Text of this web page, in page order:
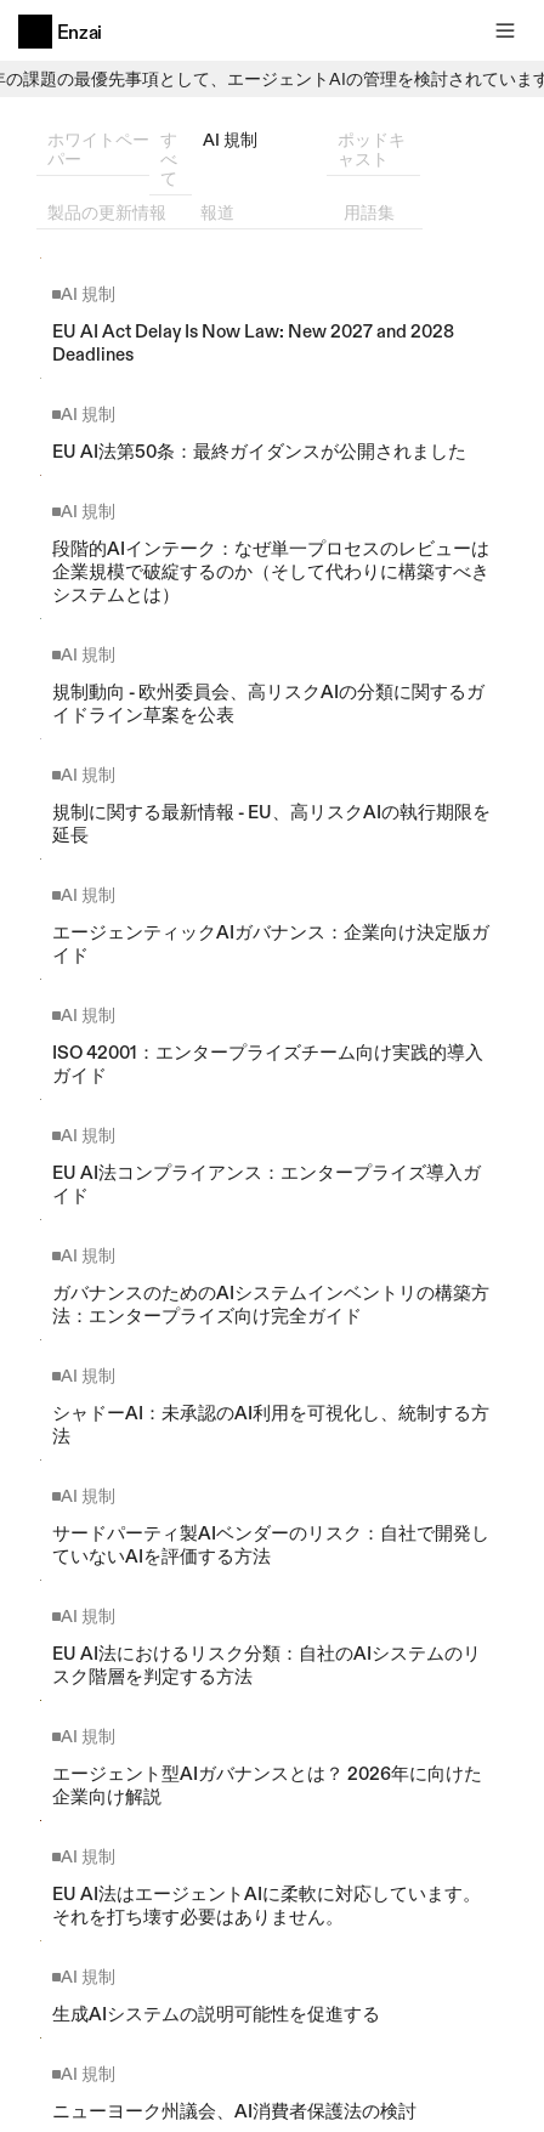
課題の最優先事項として、エージェントAIの管理を検討されていま
Enzai
ホワイトペー
パー
す
べ
て
AI 規制
ポッドキ
ャスト
製品の更新情報 報道 用語集
AI 規制
EU AI Act Delay Is Now Law: New 2027 and 2028
Deadlines
AI 規制
EU AI法第50条：最終ガイダンスが公開されました
AI 規制
段階的AIインテーク：なぜ単一プロセスのレビューは
企業規模で破綻するのか（そして代わりに構築すべき
システムとは）
AI 規制
規制動向 - 欧州委員会、高リスクAIの分類に関するガ
イドライン草案を公表
AI 規制
規制に関する最新情報 - EU、高リスクAIの執行期限を
延長
AI 規制
エージェンティックAIガバナンス：企業向け決定版ガ
イド
AI 規制
ISO 42001：エンタープライズチーム向け実践的導入
ガイド
AI 規制
EU AI法コンプライアンス：エンタープライズ導入ガ
イド
AI 規制
ガバナンスのためのAIシステムインベントリの構築方
法：エンタープライズ向け完全ガイド
AI 規制
シャドーAI：未承認のAI利用を可視化し、統制する方
法
AI 規制
サードパーティ製AIベンダーのリスク：自社で開発し
ていないAIを評価する方法
AI 規制
EU AI法におけるリスク分類：自社のAIシステムのリ
スク階層を判定する方法
AI 規制
エージェント型AIガバナンスとは？ 2026年に向けた
企業向け解説
AI 規制
EU AI法はエージェントAIに柔軟に対応しています。
それを打ち壊す必要はありません。
AI 規制
生成AIシステムの説明可能性を促進する
AI 規制
ニューヨーク州議会、AI消費者保護法の検討